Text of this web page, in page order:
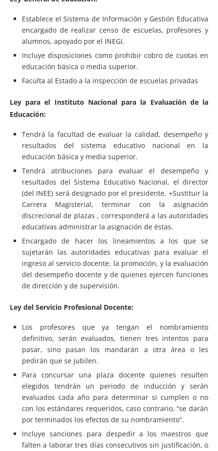
Establece el Sistema de Información y Gestión Educativa
encargado de realizar censo de escuelas, profesores y
alumnos, apoyado por el INEGI.
Incluye disposiciones como prohibir cobro de cuotas en
educación básica o media superior.
Faculta al Estado a la inspección de escuelas privadas
Ley para el Instituto Nacional para la Evaluación de la
Educación:
Tendrá la facultad de evaluar la calidad, desempeño y
resultados del sistema educativo nacional en la
educación básica y media superior.
Tendrá atribuciones para evaluar el desempeño y
resultados del Sistema Educativo Nacional, el director
(del INEE) será designado por el presidente. +Sustituir la
Carrera Magisterial, terminar con la asignación
discrecional de plazas , corresponderá a las autoridades
educativas administrar la asignación de éstas.
Encargado de hacer los lineamientos a los que se
sujetarán las autoridades educativas para evaluar el
ingreso al servicio docente, la promoción, y la evaluación
del desempeño docente y de quienes ejercen funciones
de dirección y de supervisión.
Ley del Servicio Profesional Docente:
Los profesores que ya tengan el nombramiento
definitivo, serán evaluados, tienen tres intentos para
pasar, sino pasan los mandarán a otra área o les
pedirán que se jubilen.
Para concursar una plaza docente quienes resulten
elegidos tendrán un periodo de inducción y serán
evaluados cada año para determinar si cumplen o no
con los estándares requeridos, caso contrario, “se darán
por terminados los efectos de su nombramiento”.
Incluye sanciones para despedir a los maestros que
falten a laborar tres días consecutivos sin justificación, o